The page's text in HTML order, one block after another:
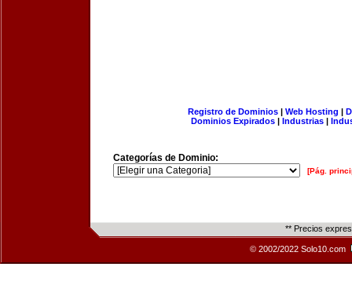
Registro de Dominios| Web Hosting |
Dominios Expirados | Industrias |
Categorías de Dominio:
[Pág.
** Precios
© 2002/2022 Solo10.com